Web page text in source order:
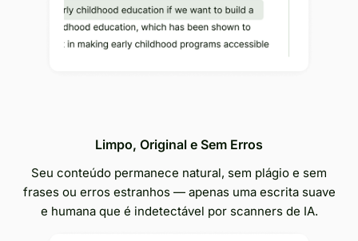
Limpo, Original e Sem Erros
Seu conteúdo permanece natural, sem plágio e sem
frases ou erros estranhos — apenas uma escrita suave
e humana que é indetectável por scanners de IA.